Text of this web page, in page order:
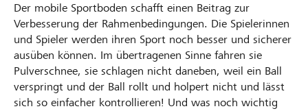
Der mobile Sportboden schafft einen Beitrag zur
Verbesserung der Rahmenbedingungen. Die Spielerinnen
und Spieler werden ihren Sport noch besser und sicherer
ausüben können. Im übertragenen Sinne fahren sie
Pulverschnee, sie schlagen nicht daneben, weil ein Ball
verspringt und der Ball rollt und holpert nicht und lässt
sich so einfacher kontrollieren! Und was noch wichtig